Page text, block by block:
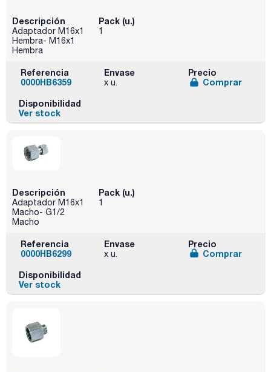
Descripción
Adaptador M16x1
Hembra- M16x1
Hembra
Pack (u.)
1
Referencia
0000HB6359
Envase
x u.
Precio
Comprar
Disponibilidad
Ver stock
Descripción
Adaptador M16x1
Macho- G1/2
Macho
Pack (u.)
1
Referencia
0000HB6299
Envase
x u.
Precio
Comprar
Disponibilidad
Ver stock